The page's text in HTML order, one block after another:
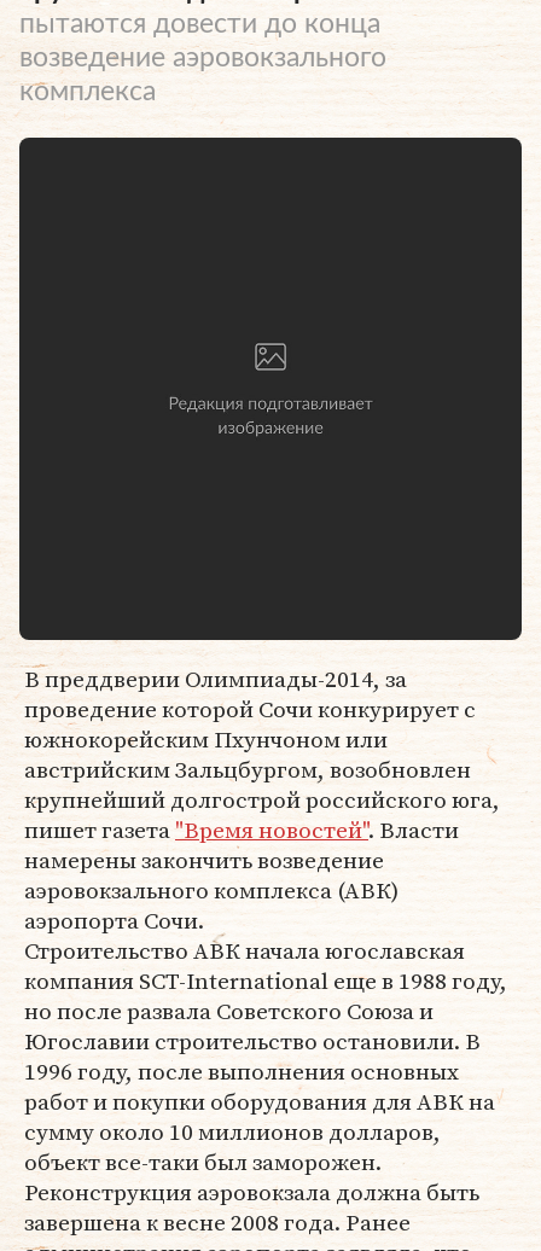
пытаются довести до конца
возведение аэровокзального
комплекса
В преддверии Олимпиады-2014, за
проведение которой Сочи конкурирует с
южнокорейским Пхунчоном или
австрийским Зальцбургом, возобновлен
крупнейший долгострой российского юга,
пишет газета"Время новостей". Власти
намерены закончить возведение
аэровокзального комплекса (АВК)
аэропорта Сочи.
Строительство АВК начала югославская
компания SCT-International еще в 1988 году,
но после развала Советского Союза и
Югославии строительство остановили. В
1996 году, после выполнения основных
работ и покупки оборудования для АВК на
сумму около 10 миллионов долларов,
объект все-таки был заморожен.
Реконструкция аэровокзала должна быть
завершена к весне 2008 года. Ранее